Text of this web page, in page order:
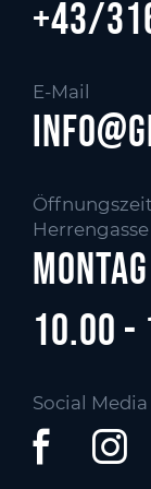
+43/
E-Mail
Herrengasse
10.00 -
Social Media